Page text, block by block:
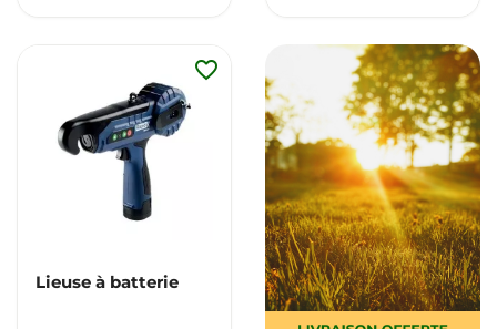
Lieuse à batterie
favorite_border